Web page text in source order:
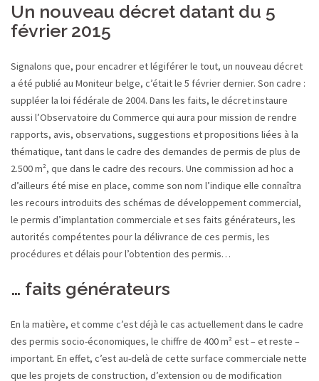
Un nouveau décret datant du 5
février 2015
Signalons que, pour encadrer et légiférer le tout, un nouveau décret
a été publié au Moniteur belge, c’était le 5 février dernier. Son cadre :
suppléer la loi fédérale de 2004. Dans les faits, le décret instaure
aussi l’Observatoire du Commerce qui aura pour mission de rendre
rapports, avis, observations, suggestions et propositions liées à la
thématique, tant dans le cadre des demandes de permis de plus de
2.500 m², que dans le cadre des recours. Une commission ad hoc a
d’ailleurs été mise en place, comme son nom l’indique elle connaîtra
les recours introduits des schémas de développement commercial,
le permis d’implantation commerciale et ses faits générateurs, les
autorités compétentes pour la délivrance de ces permis, les
procédures et délais pour l’obtention des permis…
… faits générateurs
En la matière, et comme c’est déjà le cas actuellement dans le cadre
des permis socio-économiques, le chiffre de 400 m² est – et reste –
important. En effet, c’est au-delà de cette surface commerciale nette
que les projets de construction, d’extension ou de modification